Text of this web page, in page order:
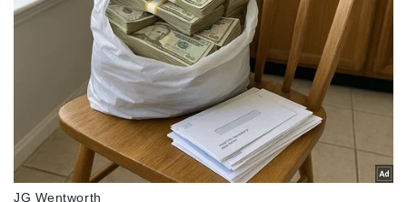
Pháp luật
Vụ án
Tin nóng
Quân sự - Quốc phòng
Vũ khí
Việt Nam